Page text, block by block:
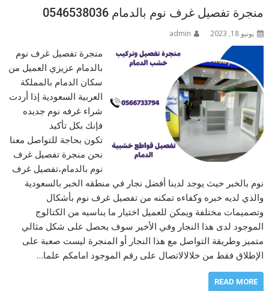
منجرة تفصيل غرف نوم بالدمام 0546538036
يونيو 18, 2023 admin
منجرة تفصيل غرف نوم
بالدمام عزيزي العميل من
سكان الدمام بالمملكة
العربية السعودية إذا أردت
شراء غرفه نوم جديده
فإنك بكل تأكيد
تكون بحاجة للتواصل معنا
نحن منجرة تفصيل غرف
نوم بالدمام،تفصيل غرف
نوم بالخبر حيث يوجد لدينا أفضل نجار في منطقه الخبر بالسعودية
والذي لديه خبره وكفاءه تمكنه من تفصيل غرف نوم بأشكال
وتصميمات مختلفة ويمكن للعميل اختيار ما يناسبه من الكتالوج
الموجود لدى هذا النجار وفي الأخير سوف يحصل على شكل مثالي
متميز وطريقة التواصل مع هذا النجار أو المنجرة ليست صعبة على
الإطلاق فقط من خلالالاتصال على رقم الموجود امامكم علما…
READ MORE